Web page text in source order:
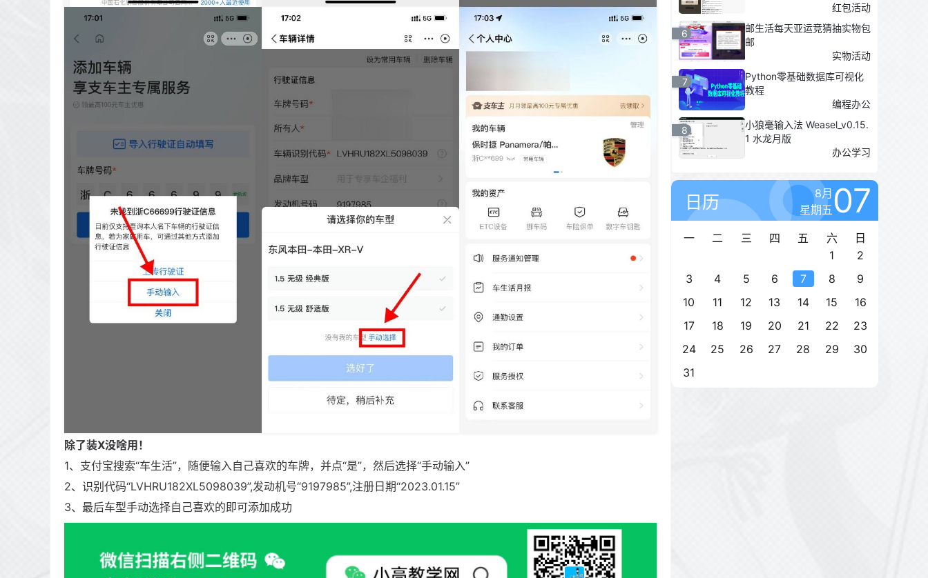
除了装X没啥用！
1、支付宝搜索“车生活”，随便输入自己喜欢的车牌，并点“是”，然后选择“手动输入”
2、识别代码“LVHRU182XL5098039”,发动机号“9197985”,注册日期“2023.01.15”
3、最后车型手动选择自己喜欢的即可添加成功
红包活动
6
邮生活每天亚运竞猜抽实物包
邮
实物活动
7
Python零基础数据库可视化
教程
编程办公
8
小狼毫输入法 Weasel_v0.15.
1 水龙月版
办公学习
日历
8月
星期五 07
一 二 三 四 五 六
日
1
2
3
4 5 6 7 8
9
10
11 12 13 14 15
16
17
18 19 20 21 22
23
24
25 26 27 28 29
30
31